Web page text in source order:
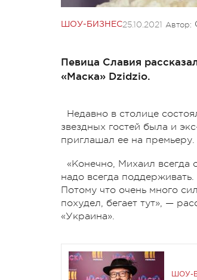
ШОУ-БИЗНЕС25.10.2021 Автор:
Певица Славия
«Маска» Dzidzio.
Недавно в столице
звездных гостей была и
приглашал ее на премьеру.
«Конечно, Михаил всегда
надо всегда
Потому что очень много
похудел, бегает тут», —
«Украина».
ШОУ-